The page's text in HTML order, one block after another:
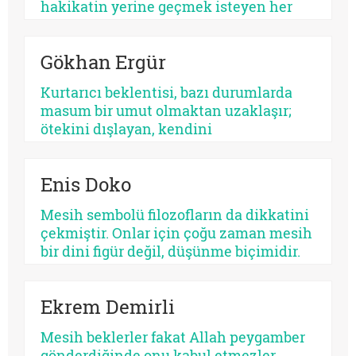
hakikatin yerine geçmek isteyen her
zaman bir kült, kimi zaman da insanın
kendi benliğidir. Biri kalabalıkları yutar,
diğeri kalbi. Fakat ikisinin de kaynağı
aynıdır: Allah’tan kopmuş merkez…
Gökhan Ergür
Kurtarıcı beklentisi, bazı durumlarda
masum bir umut olmaktan uzaklaşır;
ötekini dışlayan, kendini
kurtarıcı beklentisi aynı ruhsal içerikle
bazısı sertleştirir. Bazısı dayanıklılık
üretir, bazısı düşmanlık.
Enis Doko
Mesih sembolü filozofların da dikkatini
çekmiştir. Onlar için çoğu zaman mesih
bir dini figür değil, düşünme biçimidir.
onun çoktan sekülerleştiğini ve modern
savunur.
Ekrem Demirli
Mesih beklerler fakat Allah peygamber